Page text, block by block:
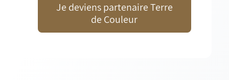
Je deviens partenaire Terre
de Couleur